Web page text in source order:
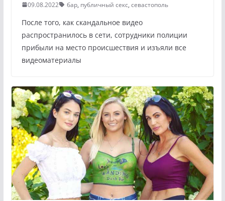
09.08.2022 бар, публичный секс, севастополь
После того, как скандальное видео
распространилось в сети, сотрудники полиции
прибыли на место происшествия и изъяли все
видеоматериалы